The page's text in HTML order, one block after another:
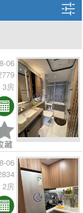
06
3房
06
2房